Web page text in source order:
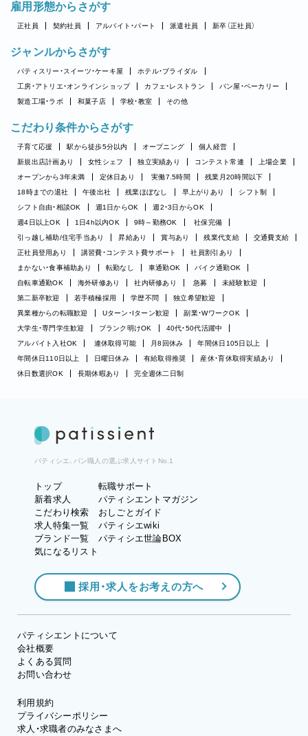
雇用形態からさがす
正社員 契約社員 アルバイト・パート 派遣社員 新卒（正社員）
ジャンルからさがす
パティスリー・スイーツ・ケーキ屋
ホテル・ブライダル
工房・アトリエ・オンラインショップ
カフェ・レストラン
パン屋・ベーカリー
製造工場・ラボ
和菓子店 学校・教室 その他
こだわり条件からさがす
子育て応援 駅から徒歩5分以内 オープニング
個人経営
新規出店計画あり
女性シェフ 独立実績あり コンテスト常連
上場企業
オープンから3年未満
定休日あり 実働7.5時間
残業月20時間以下
18時までの退社
午後出社 残業ほぼなし 早上がりあり
シフト制
シフト自由・相談OK
週1日からOK
週2・3日からOK
週4日以上OK
1日4h以内OK 9時～勤務OK
社保完備
引っ越し補助/住宅手当あり
昇給あり 賞与あり 残業代支給
交通費支給
正社員登用あり
講習費・コンテスト費サポート
社員割引あり
まかない・食事補助あり
転勤なし 車通勤OK
バイク通勤OK
自転車通勤OK
海外研修あり 社内研修あり 急募
未経験歓迎
第二新卒歓迎
若手積極採用 学歴不問
独立希望歓迎
異業種からの転職歓迎
Uターン・Iターン歓迎
副業・WワークOK
大学生・専門学生歓迎
ブランク明けOK
40代・50代活躍中
アルバイト入社OK
連休取得可能 月8回休み
年間休日105日以上
年間休日110日以上
日曜日休み 有給取得推奨
産休・育休取得実績あり
休日数選択OK
長期休暇あり 完全週休二日制
パティシエ、パン職人の選ぶ求人サイトNo.1
トップ
新着求人
こだわり検索
求人特集一覧
ブランド一覧
気になるリスト
転職サポート
パティシエントマガジン
おしごとガイド
パティシエwiki
パティシエ世論BOX
採用・求人をお考えの方へ
パティシエントについて
会社概要
よくある質問
お問い合わせ
利用規約
プライバシーポリシー
求人・求職者のみなさまへ